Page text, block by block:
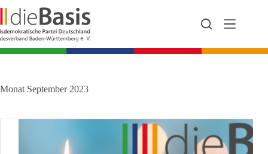
Inhalt
springen
Monat September 2023